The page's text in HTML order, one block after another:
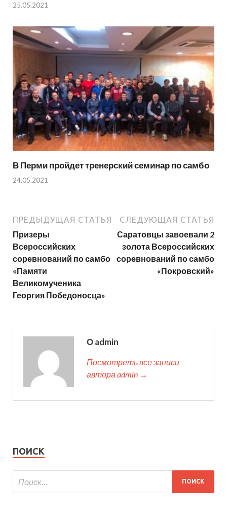
25.05.2021
В Перми пройдет тренерский семинар по самбо
24.05.2021
ПРЕДЫДУЩАЯ СТАТЬЯ
Призеры
Всероссийских
соревнований по самбо
«Памяти
Великомученика
Георгия Победоносца»
СЛЕДУЮЩАЯ СТАТЬЯ
Саратовцы завоевали 2
золота Всероссийских
соревнований по самбо
«Покровский»
О admin
Посмотреть все записи
автора admin →
ПОИСК